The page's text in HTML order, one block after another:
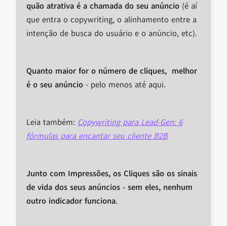
quão atrativa é a chamada do seu anúncio (é aí
que entra o copywriting, o alinhamento entre a
intenção de busca do usuário e o anúncio, etc).
Quanto maior for o número de cliques, melhor
é o seu anúncio - pelo menos até aqui.
Leia também: Copywriting para Lead-Gen: 6
fórmulas para encantar seu cliente B2B
Junto com Impressões, os Cliques são os sinais
de vida dos seus anúncios - sem eles, nenhum
outro indicador funciona.